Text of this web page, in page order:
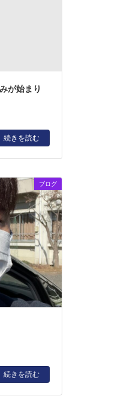
が始まり
続きを読む
ブログ
続きを読む